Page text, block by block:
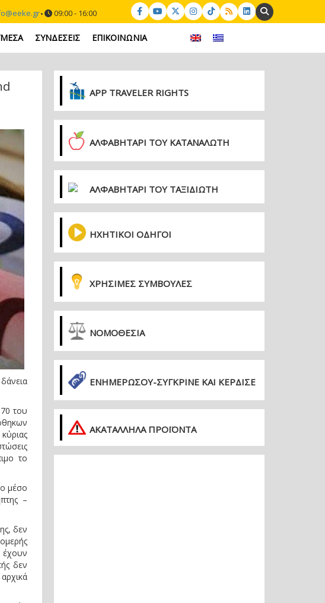
09:00 - 16:00 Search:
ΣΥΝΔΕΣΕΙΣ ΕΠΙΚΟΙΝΩΝΙΑ
του
το
μέσο
–
δεν
δεν
APP TRAVELER RIGHTS
ΑΛΦΑΒΗΤΑΡΙ ΤΟΥ ΚΑΤΑΝΑΛΩΤΗ
ΑΛΦΑΒΗΤΑΡΙ ΤΟΥ ΤΑΞΙΔΙΩΤΗ
ΗΧΗΤΙΚΟΙ ΟΔΗΓΟΙ
ΧΡΗΣΙΜΕΣ ΣΥΜΒΟΥΛΕΣ
ΝΟΜΟΘΕΣΙΑ
ΕΝΗΜΕΡΏΣΟΥ-ΣΎΓΚΡΙΝΕ ΚΑΙ ΚΈΡΔΙΣΕ
ΑΚΑΤΑΛΛΗΛΑ ΠΡΟΪΟΝΤΑ